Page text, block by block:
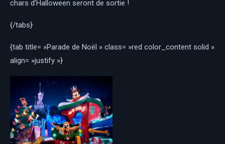
chars d’Halloween seront de sortie !
{/tabs}
{tab title= »Parade de Noël » class= »red color_content solid »
align= »justify »}